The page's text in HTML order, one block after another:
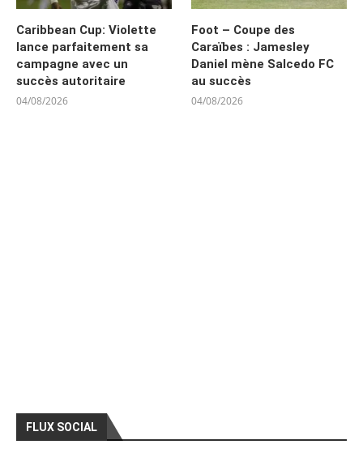
Caribbean Cup: Violette
lance parfaitement sa
campagne avec un
succès autoritaire
04/08/2026
Foot – Coupe des
Caraïbes : Jamesley
Daniel mène Salcedo FC
au succès
04/08/2026
FLUX SOCIAL